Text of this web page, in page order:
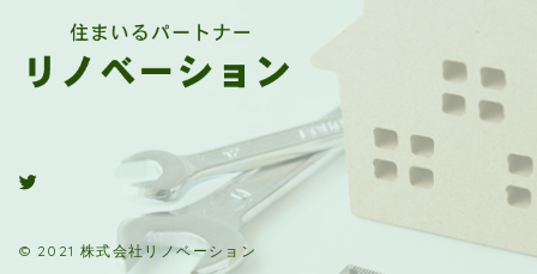
© 2021 株式会社リノベーション